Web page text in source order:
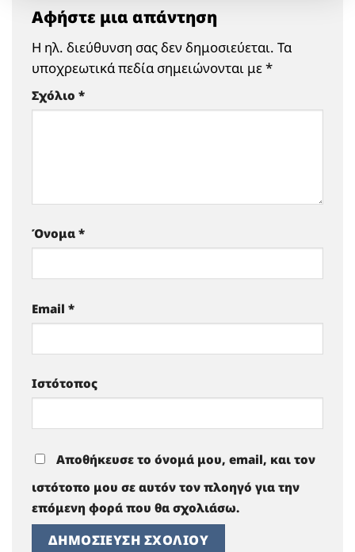
Αφήστε μια απάντηση
Η ηλ. διεύθυνση σας δεν δημοσιεύεται. Τα
υποχρεωτικά πεδία σημειώνονται με*
Σχόλιο *
Όνομα *
Email *
Ιστότοπος
Αποθήκευσε το όνομά μου, email, και τον
ιστότοπο μου σε αυτόν τον πλοηγό για την
επόμενη φορά που θα σχολιάσω.